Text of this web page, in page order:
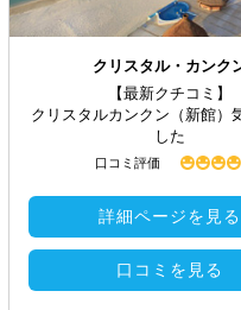
クリスタル・カンク
【最新クチコミ】
クリスタルカンクン（新館）
した
口コミ評価
詳細ページを見る
口コミを見る